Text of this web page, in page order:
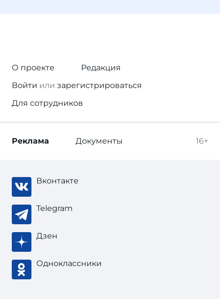
О проекте
Редакция
Войти или зарегистрироваться
Для сотрудников
16+
Реклама Документы
Вконтакте
Telegram
Дзен
Одноклассники